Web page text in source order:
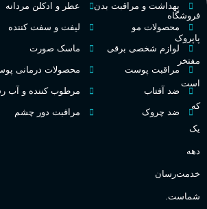
غلظت
اکسترکت دو پرفیوم
گروه بویایی
مناسب برای
آقایان
فروشگاه
پاپروک
مفتخر
است
که
یک
دهه
خدمت‌رسان
شماست.
بهداشت و مراقبت بدن
محصولات مو
لوازم شخصی برقی
مراقبت پوست
ضد آفتاب
ضد چروک
عطر و ادکلن مردانه
لیفت و سفت کننده
ماسک صورت
محصولات درمانی
مرطوب کننده و آب
مراقبت دور چشم